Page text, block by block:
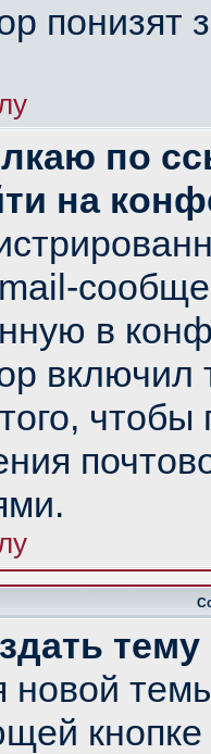
понизят
по
на
в
чтобы
новой